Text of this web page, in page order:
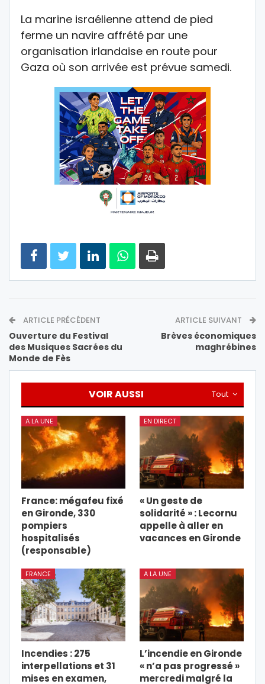
La marine israélienne attend de pied
ferme un navire affrété par une
organisation irlandaise en route pour
Gaza où son arrivée est prévue samedi.
ARTICLE PRÉCÉDENT
Ouverture du Festival
des Musiques Sacrées du
Monde de Fès
ARTICLE SUIVANT
Brèves économiques
maghrébines
Tout
VOIR AUSSI
A LA UNE
France: mégafeu fixé
en Gironde, 330
pompiers
hospitalisés
(responsable)
EN DIRECT
« Un geste de
solidarité » : Lecornu
appelle à aller en
vacances en Gironde
FRANCE
Incendies : 275
interpellations et 31
mises en examen,
A LA UNE
L’incendie en Gironde
« n’a pas progressé »
mercredi malgré la